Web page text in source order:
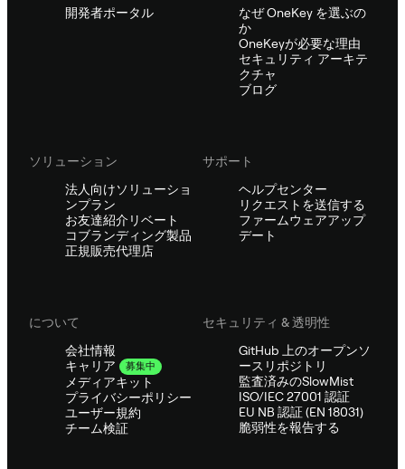
開発者ポータル
なぜ OneKey を選ぶの
か
OneKeyが必要な理由
セキュリティ アーキテ
クチャ
ブログ
ソリューション
法人向けソリューショ
ンプラン
お友達紹介リベート
コブランディング製品
正規販売代理店
サポート
ヘルプセンター
リクエストを送信する
ファームウェアアップ
デート
について
会社情報
キャリア
募集中
メディアキット
プライバシーポリシー
ユーザー規約
チーム検証
セキュリティ & 透明性
GitHub 上のオープンソ
ースリポジトリ
監査済みのSlowMist
ISO/IEC 27001 認証
EU NB 認証 (EN 18031)
脆弱性を報告する